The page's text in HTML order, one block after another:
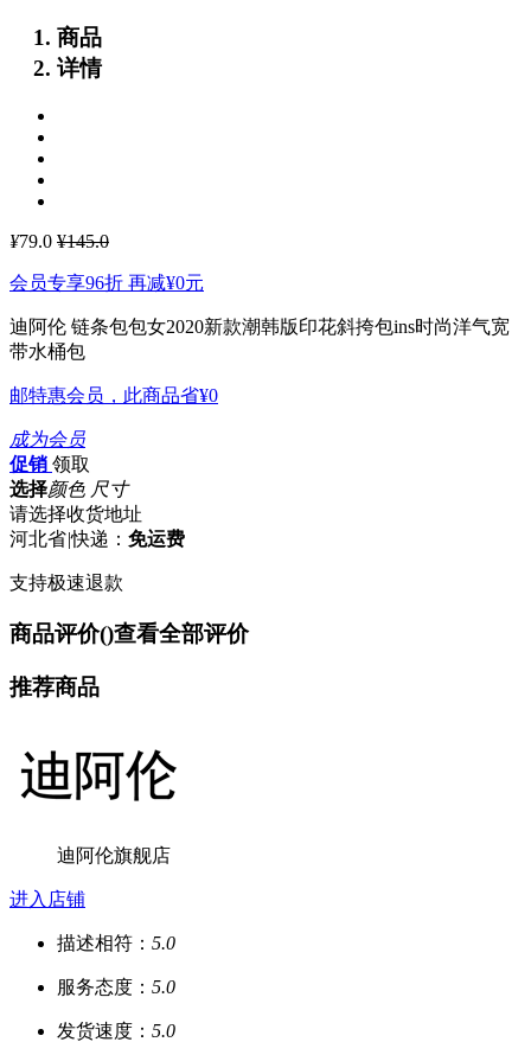
商品
详情
¥79.0 ¥145.0
会员专享96折 再减¥0元
迪阿伦 链条包包女2020新款潮韩版印花斜挎包ins时尚洋气宽
带水桶包
邮特惠会员，此商品省¥0
成为会员
促销 领取
选择颜色 尺寸
请选择收货地址
河北省|快递： 免运费
支持极速退款
商品评价()查看全部评价
推荐商品
迪阿伦旗舰店
进入店铺
描述相符： 5.0
服务态度： 5.0
发货速度： 5.0